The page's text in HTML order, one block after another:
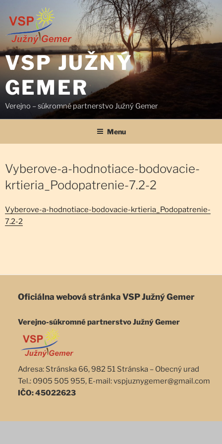
VSP JUŽNÝ
GEMER
Verejno – súkromné partnerstvo Južný Gemer
Menu
Vyberove-a-hodnotiace-bodovacie-
krtieria_Podopatrenie-7.2-2
Vyberove-a-hodnotiace-bodovacie-krtieria_Podopatrenie-
7.2-2
Oficiálna webová stránka VSP Južný Gemer
Verejno-súkromné partnerstvo Južný Gemer
Adresa: Stránska 66, 982 51 Stránska – Obecný urad
Tel.: 0905 505 955, E-mail: vspjuznygemer@gmail.com
IČO: 45022623